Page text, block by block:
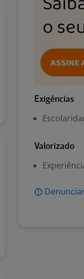
Exigências
Valorizado